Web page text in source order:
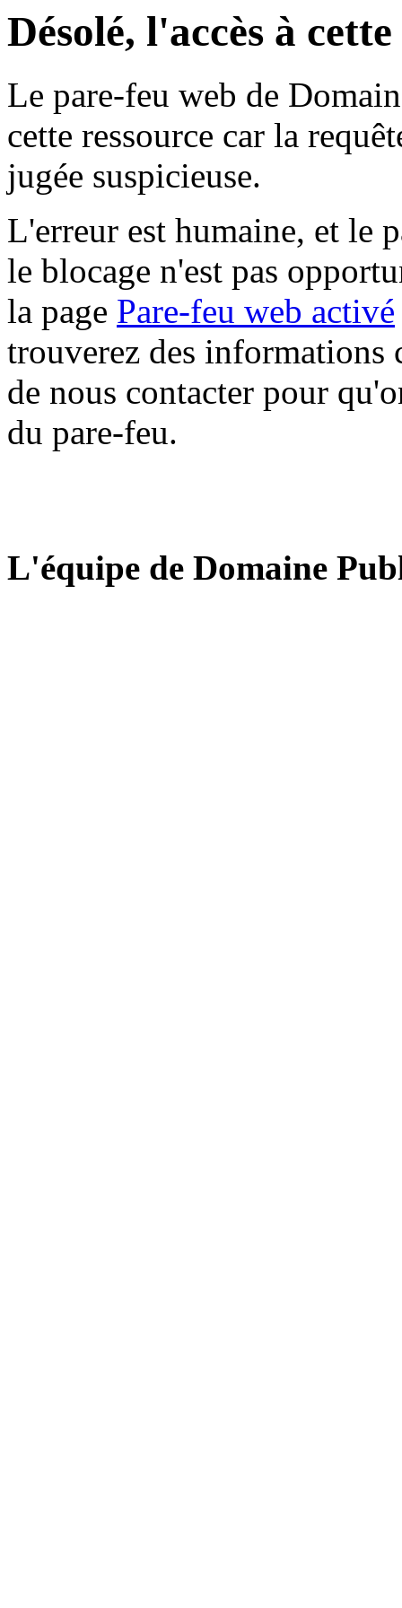
Désolé, l'accès à
Le pare-feu web de
cette ressource car la
jugée suspicieuse.
L'erreur est humaine, et le
le blocage n'est pas
la page Pare-feu web activé
trouverez des informations
de nous contacter pour
du pare-feu.
L'équipe de Domaine